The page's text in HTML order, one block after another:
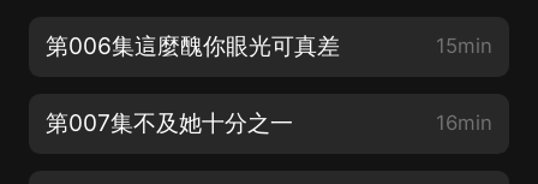
第006集這麼醜你眼光可真差 15min
第007集不及她十分之一 16min